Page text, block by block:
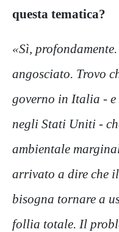
questa tematica?
«Sì,
angosciato. Trovo
governo in Italia - e
negli Stati Uniti -
ambientale
arrivato a dire che
bisogna tornare a
follia totale. Il